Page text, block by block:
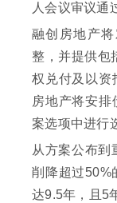
人会议审议通
融创房地产
整，并提供包
权兑付及以资
房地产将安排
案选项中进行
从方案公布到
削降超过50%
达9.5年，且5